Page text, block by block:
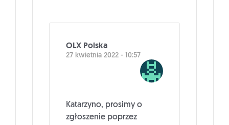
OLX Polska
27 kwietnia 2022 - 10:57
Katarzyno, prosimy o
zgłoszenie poprzez